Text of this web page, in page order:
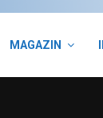
MAGAZIN